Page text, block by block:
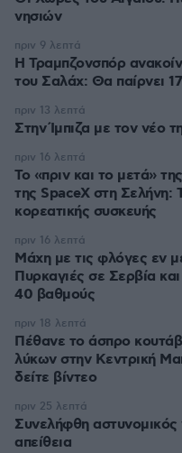
νησιών
Η Τραμπζονσπόρ
του Σαλάχ: Θα παίρνει
πριν 9 λεπτά
Στην Ίμπιζα με τον νέο
πριν 13 λεπτά
Το «πριν και το μετά»
της SpaceX στη Σελήνη:
κορεατικής συσκευής
πριν 16 λεπτά
Μάχη με τις φλόγες εν
Πυρκαγιές σε Σερβία
40 βαθμούς
πριν 16 λεπτά
Πέθανε το άσπρο
λύκων στην Κεντρική
δείτε βίντεο
πριν 18 λεπτά
Συνελήφθη αστυνομικός
απείθεια
πριν 25 λεπτά